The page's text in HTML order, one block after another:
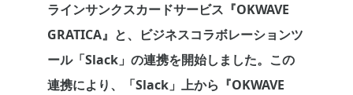
ラインサンクスカードサービス『OKWAVE
GRATICA』と、ビジネスコラボレーションツ
ール「Slack」の連携を開始しました。この
連携により、「Slack」上から『OKWAVE